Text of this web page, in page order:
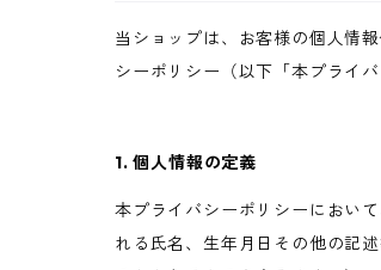
当ショップは、お客様の個人情
シーポリシー（以下「本プライ
1. 個人情報の定義
本プライバシーポリシーにおい
れる氏名、生年月日その他の記